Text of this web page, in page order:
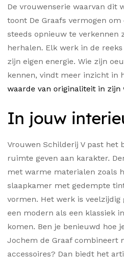
De vrouwenserie waarvan dit
toont De Graafs vermogen
steeds opnieuw te verkennen
herhalen. Elk werk in de
zijn eigen energie. Wie zijn
kennen, vindt meer inzicht in
waarde van originaliteit in zijn
In jouw
Vrouwen Schilderij V past het
ruimte geven aan karakter.
met warme materialen zoals
slaapkamer met gedempte
vormen. Het werk is veelzijdig
een modern als een klassiek
komen. Ben je benieuwd hoe
Jochem de Graaf combineert
accessoires? Dan biedt het